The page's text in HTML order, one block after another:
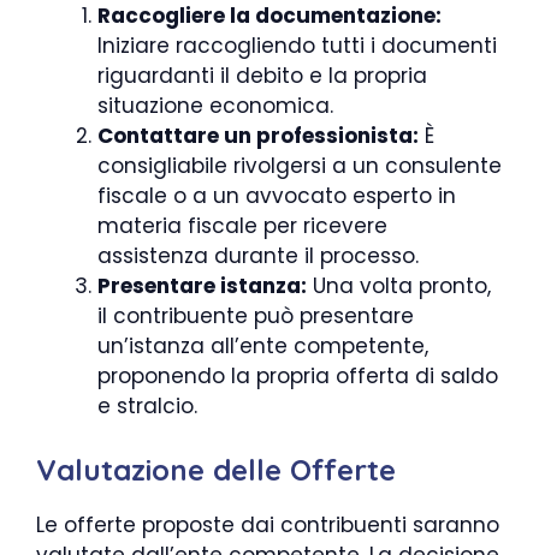
Raccogliere la documentazione:
Iniziare raccogliendo tutti i documenti
riguardanti il debito e la propria
situazione economica.
Contattare un professionista: È
consigliabile rivolgersi a un consulente
fiscale o a un avvocato esperto in
materia fiscale per ricevere
assistenza durante il processo.
Presentare istanza: Una volta pronto,
il contribuente può presentare
un’istanza all’ente competente,
proponendo la propria offerta di saldo
e stralcio.
Valutazione delle Offerte
Le offerte proposte dai contribuenti saranno